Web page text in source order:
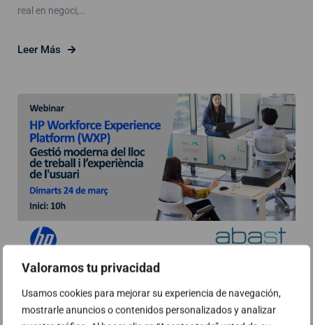
Valoramos tu privacidad
Usamos cookies para mejorar su experiencia de navegación,
mostrarle anuncios o contenidos personalizados y analizar
real en negoci,…
Leer Más
Webinar: HP Workforce Experience
Platform (WXP) – Gestió moderna